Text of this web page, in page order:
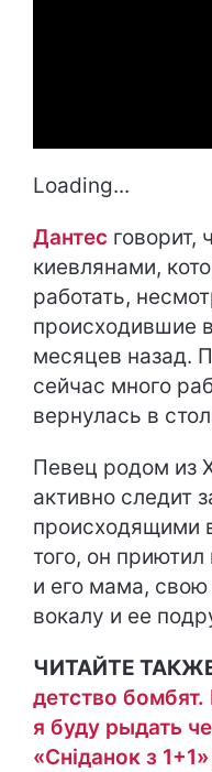
Loading...
Дантес говорит,
киевлянами,
работать,
происходившие
месяцев назад.
сейчас много
вернулась в
Певец родом из
активно следит
происходящими
того, он
и его мама,
вокалу и ее
ЧИТАЙТЕ
детство
я буду рыдать
«Сніданок з